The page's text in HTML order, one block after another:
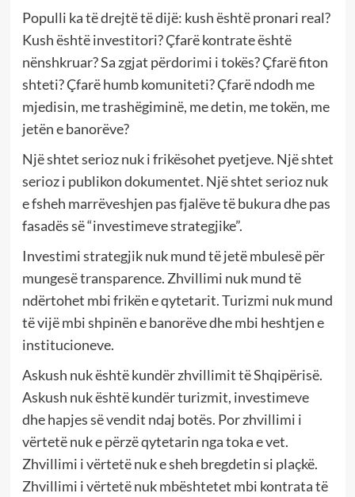
Populli ka të drejtë të dijë: kush është pronari real?
Kush është investitori? Çfarë kontrate është
nënshkruar? Sa zgjat përdorimi i tokës? Çfarë fiton
shteti? Çfarë humb komuniteti? Çfarë ndodh me
mjedisin, me trashëgiminë, me detin, me tokën, me
jetën e banorëve?
Një shtet serioz nuk i frikësohet pyetjeve. Një shtet
serioz i publikon dokumentet. Një shtet serioz nuk
e fsheh marrëveshjen pas fjalëve të bukura dhe pas
fasadës së “investimeve strategjike”.
Investimi strategjik nuk mund të jetë mbulesë për
mungesë transparence. Zhvillimi nuk mund të
ndërtohet mbi frikën e qytetarit. Turizmi nuk mund
të vijë mbi shpinën e banorëve dhe mbi heshtjen e
institucioneve.
Askush nuk është kundër zhvillimit të Shqipërisë.
Askush nuk është kundër turizmit, investimeve
dhe hapjes së vendit ndaj botës. Por zhvillimi i
vërtetë nuk e përzë qytetarin nga toka e vet.
Zhvillimi i vërtetë nuk e sheh bregdetin si plaçkë.
Zhvillimi i vërtetë nuk mbështetet mbi kontrata të